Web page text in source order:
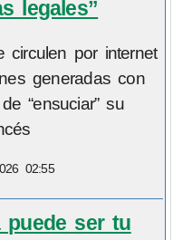
legales”
circulen por internet
generadas con
“ensuciar” su
02:55
puede ser tu